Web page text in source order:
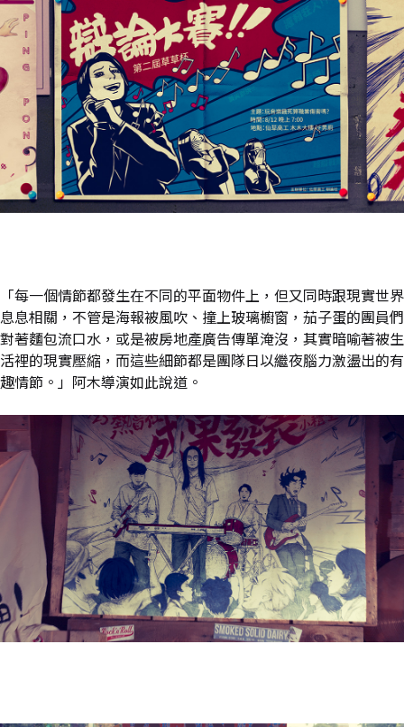
「每一個情節都發生在不同的平面物件上，但又同時跟現實世界
息息相關，不管是海報被風吹、撞上玻璃櫥窗，茄子蛋的團員們
對著麵包流口水，或是被房地產廣告傳單淹沒，其實暗喻著被生
活裡的現實壓縮，而這些細節都是團隊日以繼夜腦力激盪出的有
趣情節。」阿木導演如此說道。